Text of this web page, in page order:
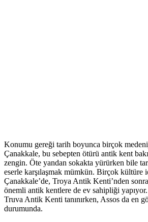
Konumu gereği tarih boyunca birçok
Çanakkale, bu sebepten ötürü antik kent
zengin. Öte yandan sokakta yürürken bile
eserle karşılaşmak mümkün. Birçok kültüre
Çanakkale’de, Troya Antik Kenti’nden
önemli antik kentlere de ev sahipliği
Truva Antik Kenti tanınırken, Assos da en
durumunda.